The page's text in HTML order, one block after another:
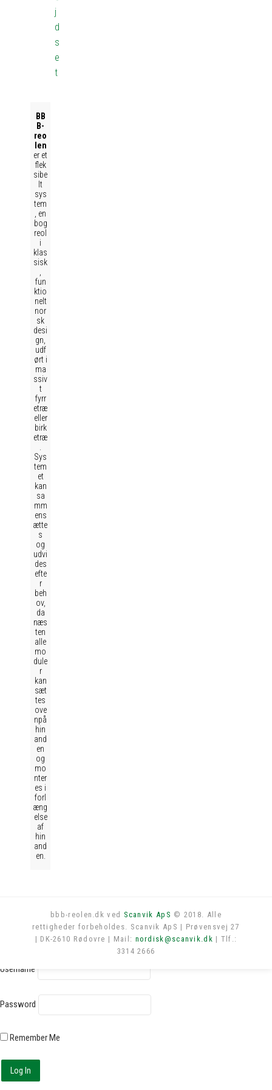
j
d
s
e
t
BB
B-
reo
len
er et
flek
sibe
lt
sys
tem
, en
bog
reol
i
klas
sisk
fun
ktio
nelt
nor
sk
desi
gn,
udf
ørt i
ma
ssiv
t
fyrr
etræ
eller
birk
etræ
Sys
tem
et
kan
sa
mm
ens
ætte
s
og
udvi
des
efte
r
beh
ov,
da
næs
ten
alle
mo
dule
r
kan
sæt
tes
ove
npå
hin
and
en
og
mo
nter
es i
forl
æng
else
af
hin
and
en.
bbb-reolen.dk ved Scanvik ApS © 2018. Alle
rettigheder forbeholdes. Scanvik ApS | Prøvensvej 27
| DK-2610 Rødovre | Mail: nordisk@scanvik.dk | Tlf.:
3314 2666
Log in
Username
Password
Remember Me